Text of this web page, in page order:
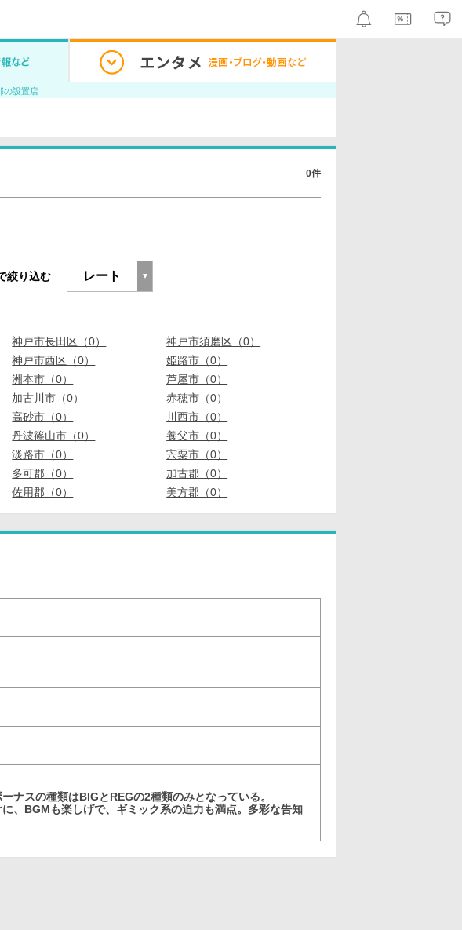
の設置店
0件
絞り込む
神戸市長田区（0）
神戸市須磨区（0）
神戸市西区（0）
姫路市（0）
洲本市（0）
芦屋市（0）
加古川市（0）
赤穂市（0）
高砂市（0）
川西市（0）
丹波篠山市（0）
養父市（0）
淡路市（0）
宍粟市（0）
多可郡（0）
加古郡（0）
佐用郡（0） 美方郡（0）
ナスの種類はBIGとREGの2種類のみとなっている。
、BGMも楽しげで、ギミック系の迫力も満点。多彩な告知